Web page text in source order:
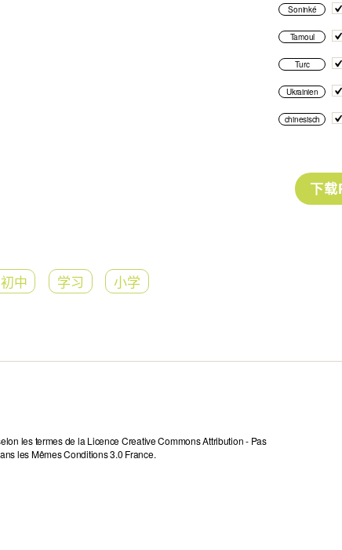
Soninké
Tamoul
Turc
Ukrainien
chinesisch
初中 学习 小学
les termes de la Licence Creative Commons Attribution - Pas
les Mêmes Conditions 3.0 France.